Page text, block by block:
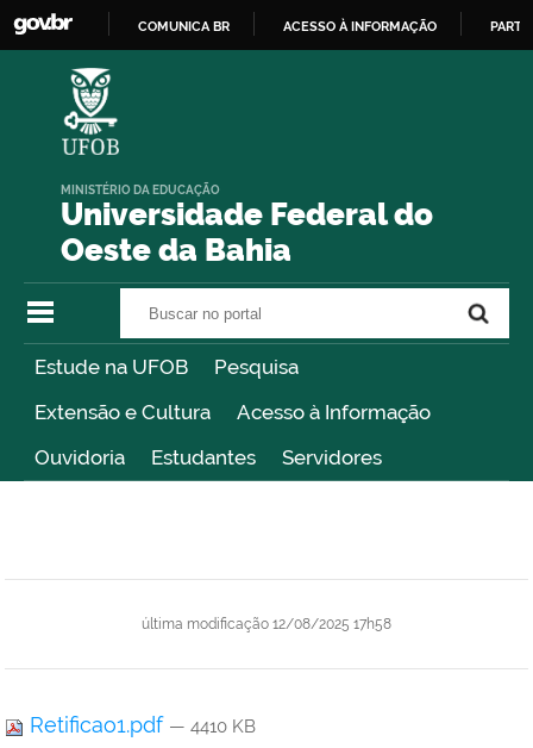
COMUNICA BR ACESSO À INFORMAÇÃO
Universidade Federal do
Oeste da Bahia
MINISTÉRIO DA EDUCAÇÃO
Estude na UFOB
Pesquisa
Extensão e Cultura
Acesso à Informação
Ouvidoria
Estudantes Servidores
última modificação 12/08/2025 17h58
Retificao1.pdf — 4410 KB